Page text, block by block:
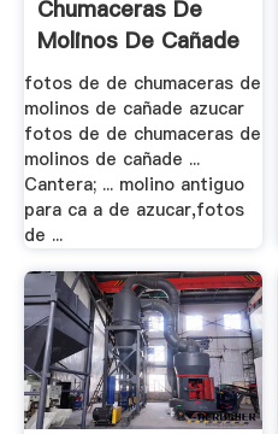
Chumaceras De
Molinos De Cañade
.
fotos de de chumaceras de
molinos de cañade azucar
fotos de de chumaceras de
molinos de cañade ...
Cantera; ... molino antiguo
para ca a de azucar,fotos
de ...